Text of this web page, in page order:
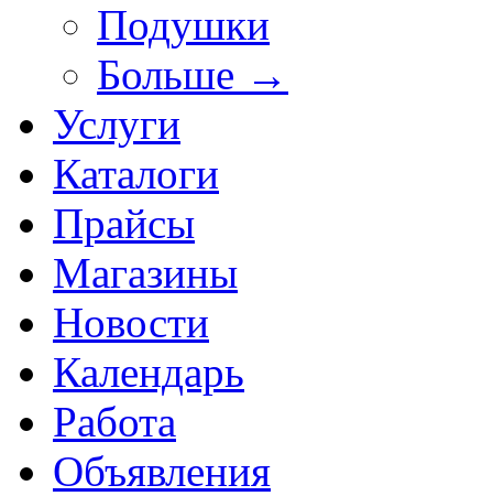
Подушки
Больше →
Услуги
Каталоги
Прайсы
Магазины
Новости
Календарь
Работа
Объявления